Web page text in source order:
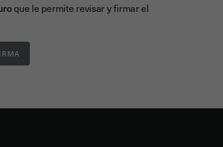
que le permite revisar y firmar el